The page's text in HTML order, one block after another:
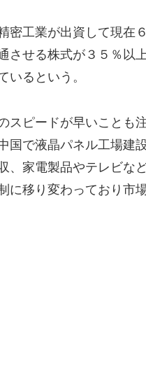
密工業が出資して現在
させる株式が３５％以
いるという。
スピードが早いことも
国で液晶パネル工場建
、家電製品やテレビな
移り変わっており市